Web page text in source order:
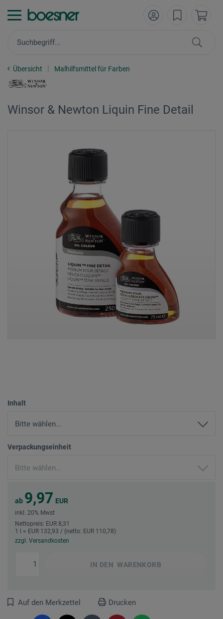
Übersicht Malhilfsmittel für Farben
Winsor & Newton Liquin Fine Detail
Inhalt
Verpackungseinheit
ab 9,97 EUR
inkl. 20% Mwst
Nettopreis: EUR 8,31
1 l = EUR 132,93 / (netto: EUR 110,78)
zzgl. Versandkosten
IN DEN WARENKORB
Auf den Merkzettel Drucken